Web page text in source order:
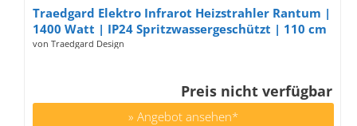
Traedgard Elektro Infrarot Heizstrahler Rantum |
1400 Watt | IP24 Spritzwassergeschützt | 110 cm
| für Innen- und Außenbereich wie Terrasse,
von Traedgard Design
Preis nicht verfügbar
» Angebot ansehen*